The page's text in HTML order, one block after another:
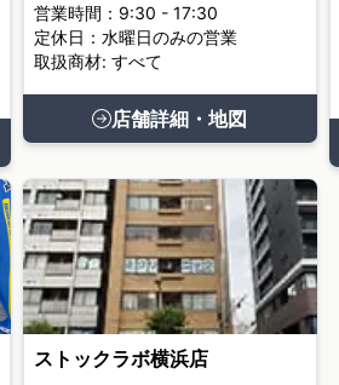
営業時間：9:30 - 17:30
定休日：水曜日のみの営業
取扱商材: すべて
店舗詳細・地図
ストックラボ横浜店